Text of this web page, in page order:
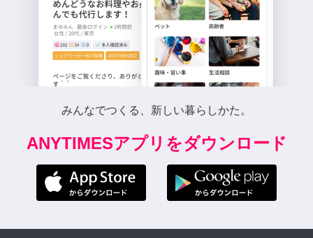
みんなでつくる、新しい暮らしかた。
ANYTIMESアプリをダウンロード